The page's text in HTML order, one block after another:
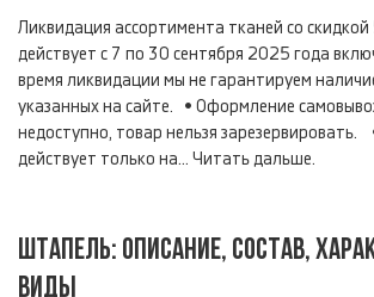
Ликвидация ассортимента тканей со
действует с 7 по 30 сентября 2025 года
время ликвидации мы не гарантируем
указанных на сайте. • Оформление
недоступно, товар нельзя зарезервировать.
действует только на... Читать дальше.
ШТАПЕЛЬ: ОПИСАНИЕ, СОСТАВ,
ВИДЫ